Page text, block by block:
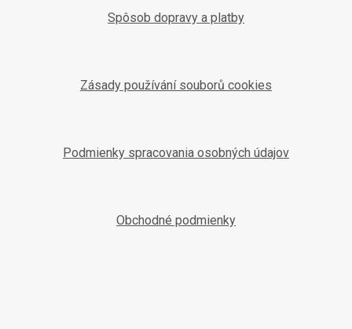
Spôsob dopravy a platby
Zásady používání souborů cookies
Podmienky spracovania osobných údajov
Obchodné podmienky